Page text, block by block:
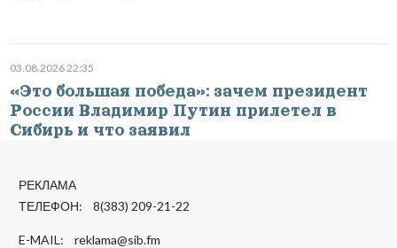
03.08.2026 22:35
«Это большая победа»: зачем президент
России Владимир Путин прилетел в
Сибирь и что заявил
РЕКЛАМА
ТЕЛЕФОН: 8(383) 209-21-22
E-MAIL: reklama@sib.fm